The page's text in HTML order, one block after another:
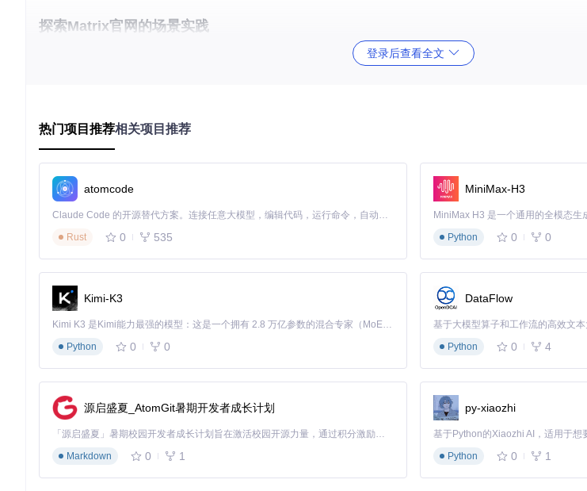
探索Matrix官网的场景实践
案例二：新闻动态展示
Matrix社区的新闻和更新需要及时传达给用户。Zola的博客功能可以将新闻文章按照时间顺序排列，方便用户浏
加载速度快，用户体验良好。
案例三：社区交流平台
Matrix.org网站提供了社区交流的入口，用户可以通过网站了解社区活动、参与讨论。Zola的灵活性使得社区模
参与Matrix官网建设的指南
如果你对Matrix.org网站的开发和改进感兴趣，可以通过以下步骤参与：
克隆仓库：git clone https://gitcode.com/gh_mirrors/ma/matrix.org
进行开发和测试，确保你的改动符合项目规范。
提交Pull Request，等待审核和合并。
加入Matrix社区，你不仅可以提升自己的技术能力，还能为开源事业贡献力量。让我们一起探索静态站点生成的
站！
登录后查看全文
热门项目推荐相关项目推荐
atomcode
Claude Code 的开源替代方案。连接任意大模型，编辑代码，运行命令，自动验证 — 全自动执行。用 Rust 构建，极致性能。 ｜ An open-source alternative to Claude Code. Connect any LLM, edit code, run commands, and verify changes — autonomously. Built in Rust for speed. Get Started
Rust
0 535
MiniMax-H3
Python
0 0
Kimi-K3
Kimi K3 是Kimi能力最强的模型：这是一个拥有 2.8 万亿参数的混合专家（MoE）模型，具备原生视觉理解能力，并支持 100 万 token 的上下文窗口。
Python
0 0
DataFlow
基于大模型算子和工作流的高效文
Python
0 4
源启盛夏_AtomGit暑期开发者成长计划
「源启盛夏」暑期校园开发者成长计划旨在激活校园开源力量，通过积分激励、认证扶持、资源倾斜等形式，引导高校组织和开发者完成「入驻 — 建项目 — 做贡献 — 获认证 — 得资源」的完整闭环。无论你是想带领社团入驻平台的组织者，还是希望用代码贡献证明自己的开发者，都能在这里找到属于你的成长路径。
Markdown
0 1
py-xiaozhi
Python
0 1